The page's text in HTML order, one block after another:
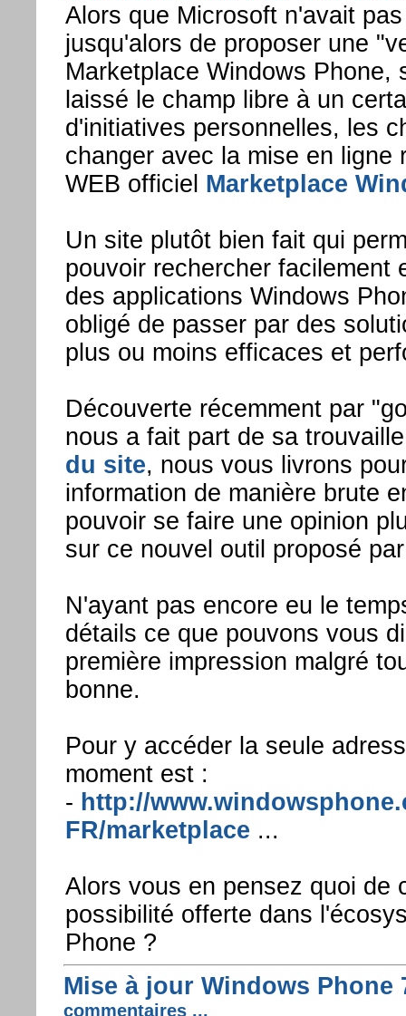
Alors que Microsoft n'avait
jusqu'alors de proposer une
Marketplace Windows Phone,
laissé le champ libre à un
d'initiatives personnelles, les
changer avec la mise en ligne
WEB officiel Marketplace
Un site plutôt bien fait qui
pouvoir rechercher facilement
des applications Windows
obligé de passer par des
plus ou moins efficaces et
Découverte récemment par
nous a fait part de sa
du site, nous vous livrons
information de manière brute
pouvoir se faire une opinion
sur ce nouvel outil proposé
N'ayant pas encore eu le
détails ce que pouvons vous
première impression malgré
bonne.
Pour y accéder la seule
moment est :
- http://
FR/marketplace ...
Alors vous en pensez quoi de
possibilité offerte dans
Phone ?
Mise à jour Windows Phone
commentaires ...